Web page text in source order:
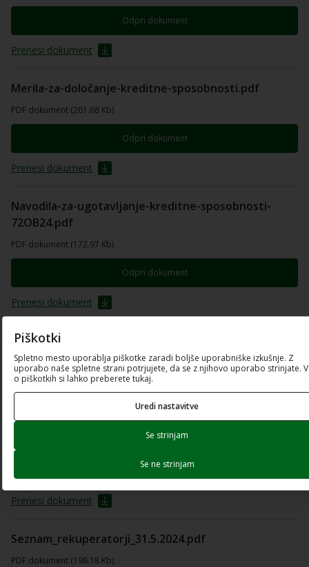
Odpri dokument
Prenesi dokument
Merila-za-določanje-kreditne-sposobnosti.pdf
PDF dokument (261.68 Kb)
Odpri dokument
Prenesi dokument
Navodila-za-ugotavljanje-kreditne-sposobnosti-
72OB24.pdf
PDF dokument (172.97 Kb)
Odpri dokument
Prenesi dokument
SEZNAM-KURILNIH-NAPRAV-9.-5.-2024.xlsx
Excel preglednica (70.49 Kb)
Prenesi dokument
SEZNAM-KURILNIH-NAPRAV-9.-5.-2024.pdf
Odpri dokument
Prenesi dokument
Seznam_rekuperatorji_31.5.2024.pdf
PDF dokument (198.18 Kb)
Piškotki
Spletno mesto uporablja piškotke zaradi boljše uporabniške izkušnje. Z
uporabo naše spletne strani potrjujete, da se z njihovo uporabo strinjate.
o piškotkih si lahko preberete tukaj.
Uredi nastavitve
Se strinjam
Se ne strinjam